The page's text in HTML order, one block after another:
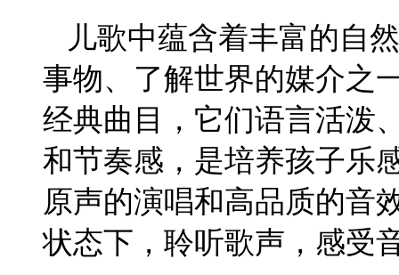
儿歌中蕴含着丰富的自
事物、了解世界的媒介之
经典曲目，它们语言活泼
和节奏感，是培养孩子乐
原声的演唱和高品质的音
状态下，聆听歌声，感受